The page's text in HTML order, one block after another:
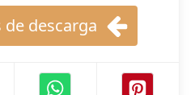
de descarga